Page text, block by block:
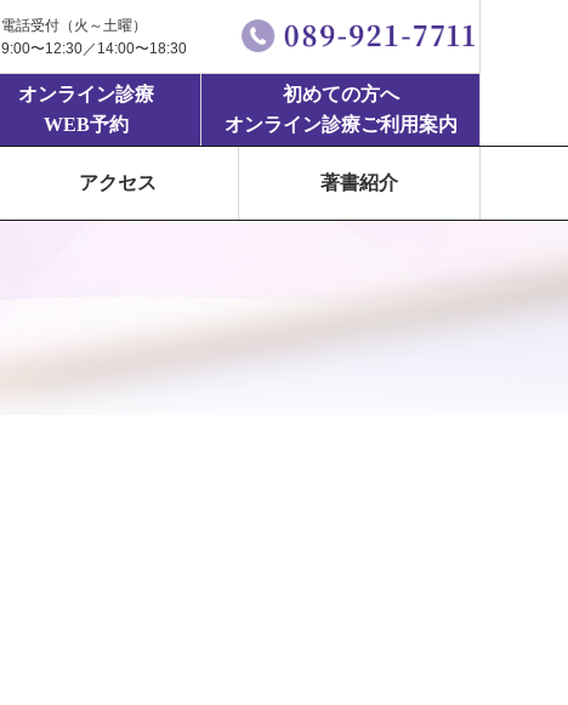
電話受付（火～土曜）
9:00〜12:30／14:00〜18:30
オンライン診療
WEB予約
初めての方へ
オンライン診療ご利用案内
アクセス 著書紹介